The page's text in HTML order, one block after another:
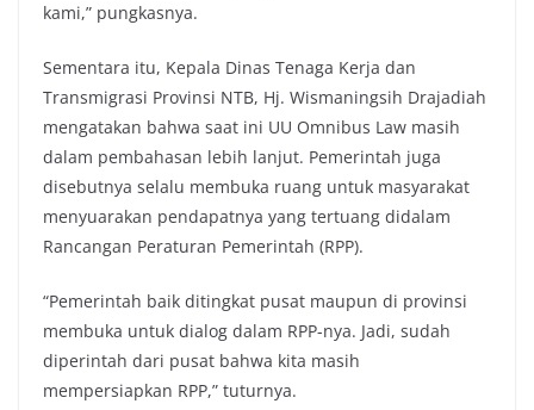
kami,” pungkasnya.
Sementara itu, Kepala Dinas Tenaga Kerja dan
Transmigrasi Provinsi NTB, Hj. Wismaningsih Drajadiah
mengatakan bahwa saat ini UU Omnibus Law masih
dalam pembahasan lebih lanjut. Pemerintah juga
disebutnya selalu membuka ruang untuk masyarakat
menyuarakan pendapatnya yang tertuang didalam
Rancangan Peraturan Pemerintah (RPP).
“Pemerintah baik ditingkat pusat maupun di provinsi
membuka untuk dialog dalam RPP-nya. Jadi, sudah
diperintah dari pusat bahwa kita masih
mempersiapkan RPP,” tuturnya.